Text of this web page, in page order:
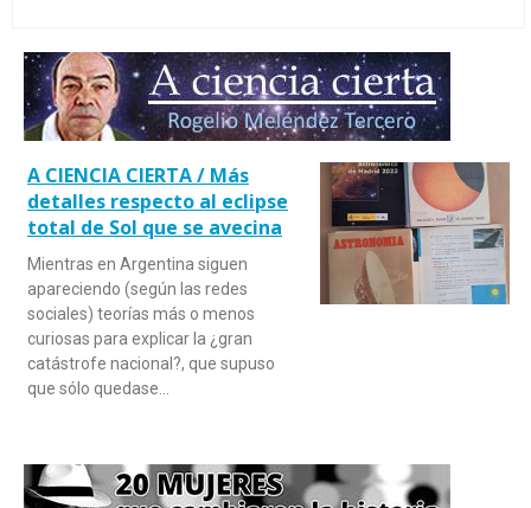
A CIENCIA CIERTA / Más
detalles respecto al eclipse
total de Sol que se avecina
Mientras en Argentina siguen
apareciendo (según las redes
sociales) teorías más o menos
curiosas para explicar la ¿gran
catástrofe nacional?, que supuso
que sólo quedase…